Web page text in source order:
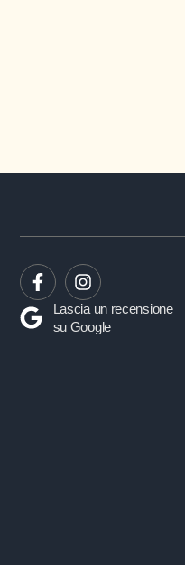
Lascia un recensione
su Google